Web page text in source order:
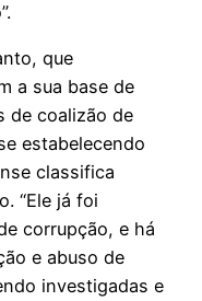
que
a sua base de
de coalizão de
estabelecendo
classifica
“Ele já foi
corrupção, e há
e abuso de
investigadas e